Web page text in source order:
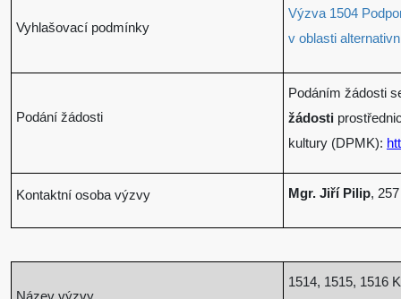
Vyhlašovací podmínky
Výzva 1504
v oblasti
Podání žádosti
Podáním žádosti
žádosti
kultury (DPMK):
Kontaktní osoba výzvy Mgr. Jiří Pilip,
Název výzvy
1514, 1515, 1516